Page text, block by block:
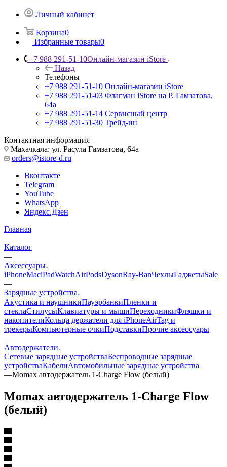
Личный кабинет
Корзина0
Избранные товары0
+7 988 291-51-10Онлайн-магазин iStore
Назад
Телефоны
+7 988 291-51-10 Онлайн-магазин iStore
+7 988 291-51-03 Флагман iStore на Р. Гамзатова,
64а
+7 988 291-51-14 Сервисный центр
+7 988 291-51-30 Трейд-ин
Контактная информация
Махачкала: ул. Расула Гамзатова, 64а
orders@istore-d.ru
Вконтакте
Telegram
YouTube
WhatsApp
Яндекс.Дзен
Главная
—
Каталог
—
Аксессуары
iPhoneMaciPadWatchAirPodsDysonRay-BanЧехлыГаджетыSale
—
Зарядные устройства
Акустика и наушникиПауэрбанкиПленки и
стеклаСтилусыКлавиатуры и мышиПереходникиФлэшки и
накопителиКольца держатели для iPhoneAirTag и
трекерыКомпьютерные очкиПодставкиПрочие аксессуары
—
Автодержатели
Сетевые зарядные устройстваБеспроводные зарядные
устройстваКабелиАвтомобильные зарядные устройства
—Momax автодержатель 1-Charge Flow (белый)
Momax автодержатель 1-Charge Flow
(белый)